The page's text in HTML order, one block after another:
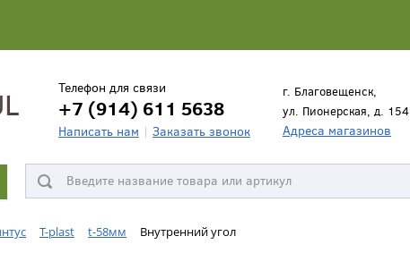
Телефон для связи
+7 (914) 611 5638
Написать нам Заказать звонок
г. Благовещенск,
ул. Пионерская, д. 154
Адреса магазинов
T-plast t-58мм Внутренний угол